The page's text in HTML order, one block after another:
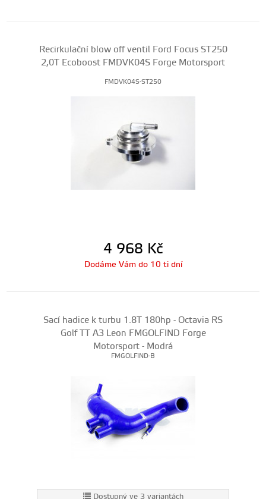
Recirkulační blow off ventil Ford Focus ST250
2,0T Ecoboost FMDVK04S Forge Motorsport
FMDVK04S-ST250
4 968 Kč
Dodáme Vám do 10 ti dní
Sací hadice k turbu 1.8T 180hp - Octavia RS
Golf TT A3 Leon FMGOLFIND Forge
Motorsport - Modrá
FMGOLFIND-B
Dostupný ve 3 variantách